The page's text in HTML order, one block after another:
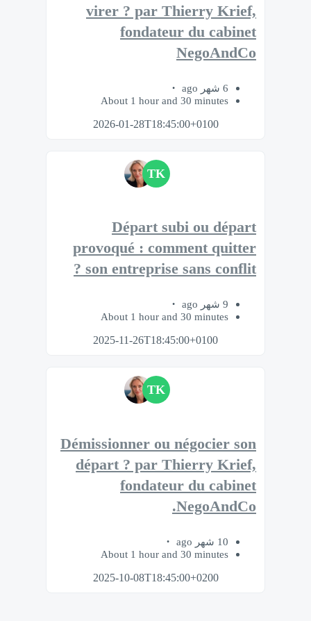
virer ? par Thierry Krief,
fondateur du cabinet
NegoAndCo
6 شهر ago
About 1 hour and 30 minutes
2026-01-28T18:45:00+0100
TK
Départ subi ou départ
provoqué : comment quitter
son entreprise sans conflit ?
9 شهر ago
About 1 hour and 30 minutes
2025-11-26T18:45:00+0100
TK
Démissionner ou négocier son
départ ? par Thierry Krief,
fondateur du cabinet
NegoAndCo.
10 شهر ago
About 1 hour and 30 minutes
2025-10-08T18:45:00+0200